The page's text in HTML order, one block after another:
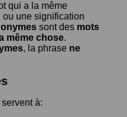
qui a la même
une signification
sont des mots
même chose.
, la phrase ne
servent à: